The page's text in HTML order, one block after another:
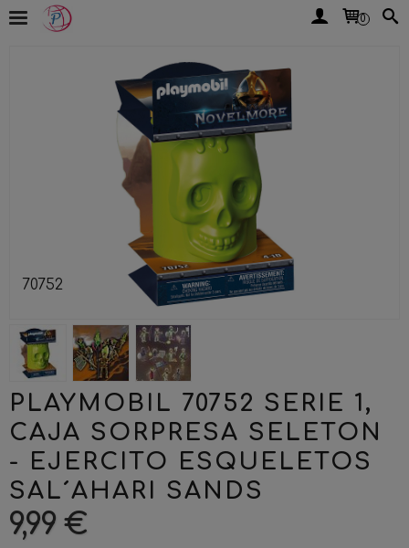
0
70752
PLAYMOBIL 70752 SERIE 1,
CAJA SORPRESA SELETON
- EJERCITO ESQUELETOS
SAL´AHARI SANDS
9,99 €